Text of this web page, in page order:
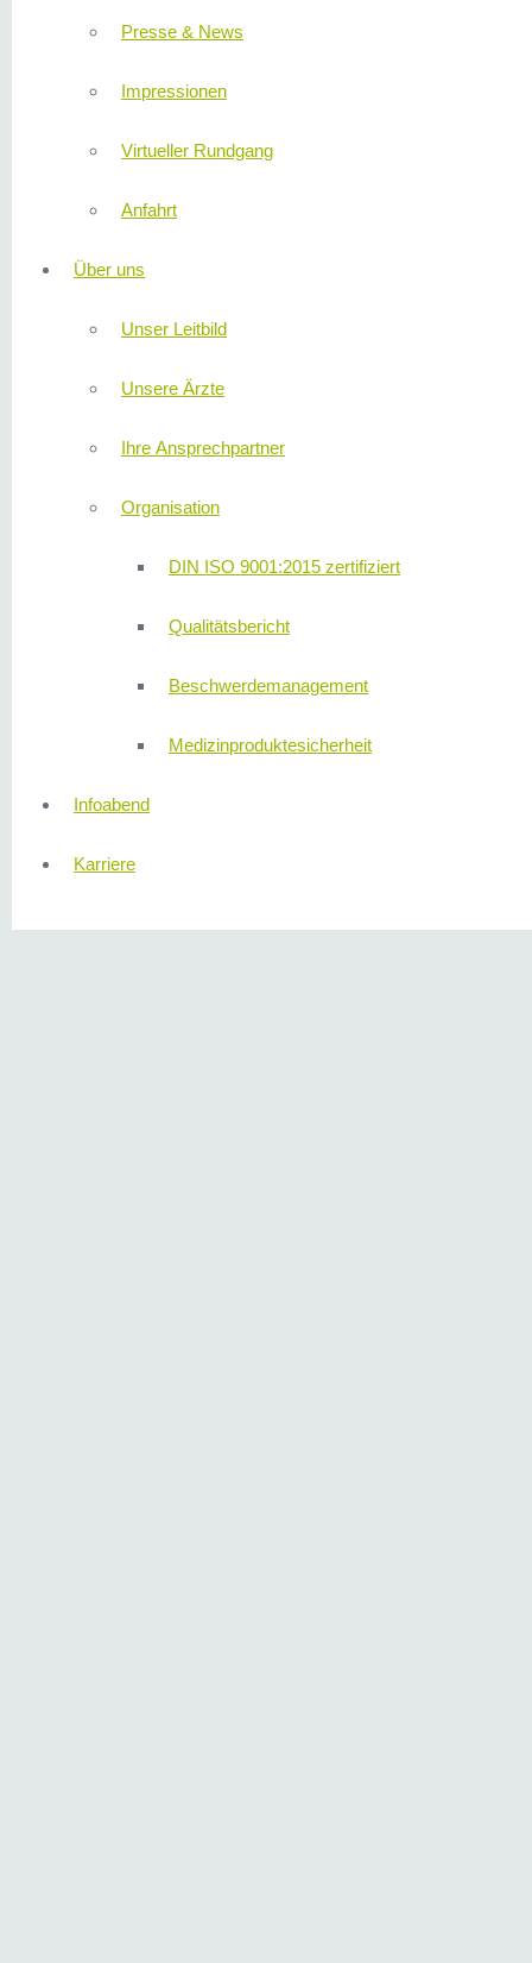
Presse & News
Impressionen
Virtueller Rundgang
Anfahrt
Über uns
Unser Leitbild
Unsere Ärzte
Ihre Ansprechpartner
Organisation
DIN ISO 9001:2015 zertifiziert
Qualitätsbericht
Beschwerdemanagement
Medizinproduktesicherheit
Infoabend
Karriere